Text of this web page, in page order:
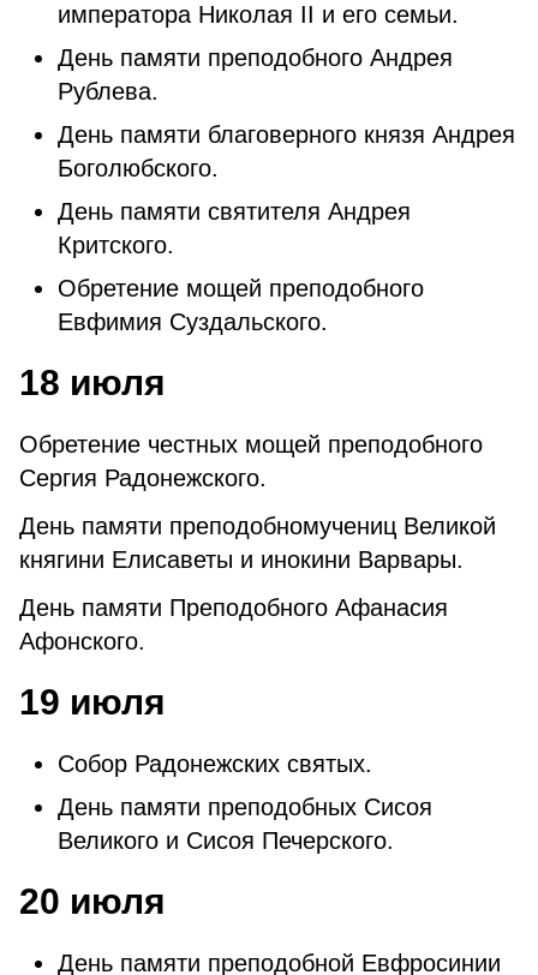
императора Николая II и его семьи.
День памяти преподобного Андрея
Рублева.
День памяти благоверного князя Андрея
Боголюбского.
День памяти святителя Андрея
Критского.
Обретение мощей преподобного
Евфимия Суздальского.
18 июля
Обретение честных мощей преподобного
Сергия Радонежского.
День памяти преподобномучениц Великой
княгини Елисаветы и инокини Варвары.
День памяти Преподобного Афанасия
Афонского.
19 июля
Собор Радонежских святых.
День памяти преподобных Сисоя
Великого и Сисоя Печерского.
20 июля
День памяти преподобной Евфросинии